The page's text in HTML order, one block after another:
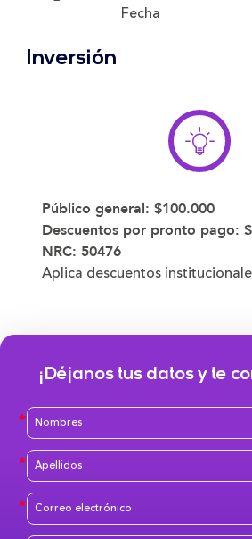
Fecha
Inversión
Público general: $100.000
Descuentos por pronto pago:
NRC: 50476
Aplica descuentos
¡Déjanos tus datos y te